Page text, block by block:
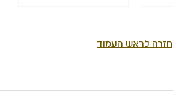
חזרה לראש העמוד